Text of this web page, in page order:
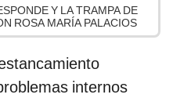
Y LA TRAMPA DE
ROSA MARÍA PALACIOS
internos